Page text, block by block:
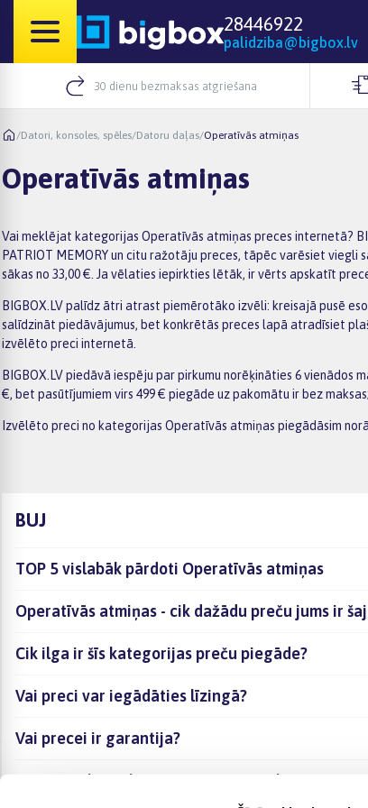
28446922
palidziba@bigbox.lv
30 dienu bezmaksas atgriešana
/Datori, konsoles, spēles/Datoru daļas/Operatīvās atmiņas
Operatīvās atmiņas
Vai meklējat kategorijas Operatīvās atmiņas preces internetā?
PATRIOT MEMORY un citu ražotāju preces, tāpēc varēsiet
sākas no 33,00 €. Ja vēlaties iepirkties lētāk, ir vērts apskatīt
BIGBOX.LV palīdz ātri atrast piemērotāko izvēli: kreisajā pusē
salīdzināt piedāvājumus, bet konkrētās preces lapā atradīsiet
izvēlēto preci internetā.
BIGBOX.LV piedāvā iespēju par pirkumu norēķināties 6
€, bet pasūtījumiem virs 499 € piegāde uz pakomātu ir bez
Izvēlēto preci no kategorijas Operatīvās atmiņas piegādāsim
BUJ
TOP 5 vislabāk pārdoti Operatīvās atmiņas
Operatīvās atmiņas - cik dažādu preču jums ir
Cik ilga ir šīs kategorijas preču piegāde?
Vai preci var iegādāties līzingā?
Vai precei ir garantija?
Kā visērtāk izvēlēties sev piemērotāko preci?